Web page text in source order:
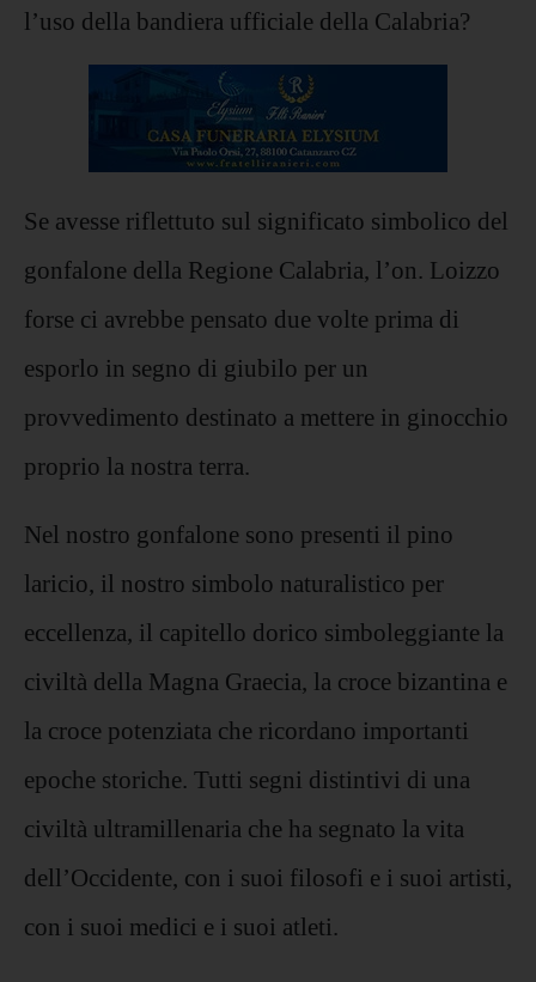
l’uso della bandiera ufficiale della Calabria?
Se avesse riflettuto sul significato simbolico del
gonfalone della Regione Calabria, l’on. Loizzo
forse ci avrebbe pensato due volte prima di
esporlo in segno di giubilo per un
provvedimento destinato a mettere in ginocchio
proprio la nostra terra.
Nel nostro gonfalone sono presenti il pino
laricio, il nostro simbolo naturalistico per
eccellenza, il capitello dorico simboleggiante la
civiltà della Magna Graecia, la croce bizantina e
la croce potenziata che ricordano importanti
epoche storiche. Tutti segni distintivi di una
civiltà ultramillenaria che ha segnato la vita
dell’Occidente, con i suoi filosofi e i suoi artisti,
con i suoi medici e i suoi atleti.